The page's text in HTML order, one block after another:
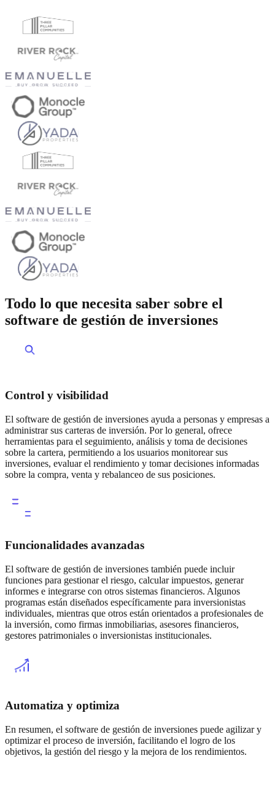
Todo lo que necesita saber sobre el
software de gestión de inversiones
Control y visibilidad
El software de gestión de inversiones ayuda a personas y empresas a
administrar sus carteras de inversión. Por lo general, ofrece
herramientas para el seguimiento, análisis y toma de decisiones
sobre la cartera, permitiendo a los usuarios monitorear sus
inversiones, evaluar el rendimiento y tomar decisiones informadas
sobre la compra, venta y rebalanceo de sus posiciones.
Funcionalidades avanzadas
El software de gestión de inversiones también puede incluir
funciones para gestionar el riesgo, calcular impuestos, generar
informes e integrarse con otros sistemas financieros. Algunos
programas están diseñados específicamente para inversionistas
individuales, mientras que otros están orientados a profesionales de
la inversión, como firmas inmobiliarias, asesores financieros,
gestores patrimoniales o inversionistas institucionales.
Automatiza y optimiza
En resumen, el software de gestión de inversiones puede agilizar y
optimizar el proceso de inversión, facilitando el logro de los
objetivos, la gestión del riesgo y la mejora de los rendimientos.